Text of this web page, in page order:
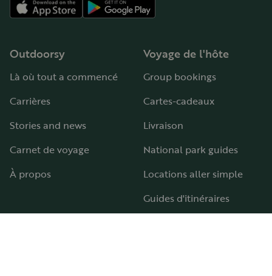
Outdoorsy
Là où tout a commencé
Carrières
Stories and news
Carnet de voyage
À propos
Voyage de l'hôte
Group bookings
Cartes-cadeaux
Livraison
National park guides
Locations aller simple
Guides d'itinéraires